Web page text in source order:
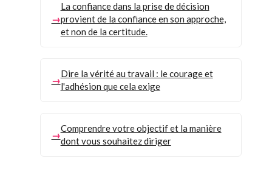
La confiance dans la prise de décision
provient de la confiance en son approche,
et non de la certitude.
Dire la vérité au travail : le courage et
l'adhésion que cela exige
Comprendre votre objectif et la manière
dont vous souhaitez diriger